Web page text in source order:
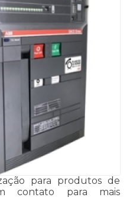
para produtos de
contato para mais